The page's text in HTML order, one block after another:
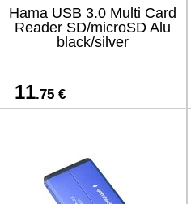
Hama USB 3.0 Multi Card
Reader SD/microSD Alu
black/silver
11.75 €